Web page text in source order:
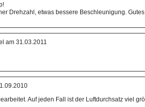
Drehzahl, etwas bessere Beschleunigung. Gutes
am 31.03.2011
Auf jeden Fall ist der Luftdurchsatz viel